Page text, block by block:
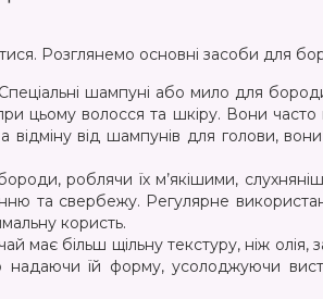
Розглянемо основні засоби для
шампуні або мило для
цьому волосся та шкіру. Вони часто
від шампунів для голови,
роблячи їх м’якішими,
та свербежу. Регулярне
користь.
має більш щільну текстуру, ніж олія,
надаючи їй форму, усолоджуючи